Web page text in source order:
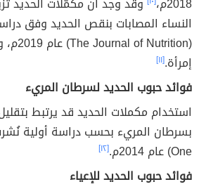
النساء المصابات بنقص الحديد وفق
إمرأة.[١١]
فوائد حبوب الحديد لسرطان المريء
استخدام مكملات الحديد قد يرتبط
One) عام 2014م.
[١٢]
فوائد حبوب الحديد للإعياء